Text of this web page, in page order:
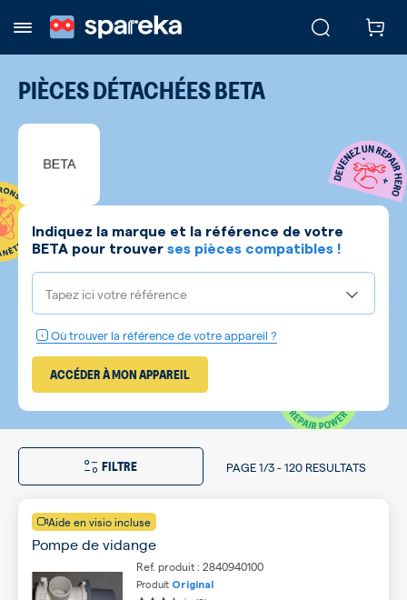
PIÈCES DÉTACHÉESBETA
Indiquez la marque et la référence de votre
BETA pour trouver ses pièces compatibles !
Tapez ici votre référence
Où trouver la référence de votre appareil ?
ACCÉDER À MON APPAREIL
FILTRE PAGE1/3-120 RESULTATS
Aide en visio incluse
Pompe de vidange
Ref. produit : 2840940100
Produit Original